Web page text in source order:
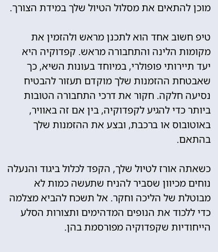
מוכן להתאים את מסלול הטיול שלך במידת הצורך.
טיפ חשוב אחד הוא לתכנן מראש ולהזמין את
מקומות הלינה והתחבורה מראש. קפדוקיה היא
יעד תיירותי פופולרי, במיוחד בעונות השיא, כך
שאבטחת ההזמנות שלך מוקדם תעזור להבטיח
נסיעה חלקה. חקור את דרכי התחבורה הטובות
ביותר כדי להגיע לקפדוקיה, בין אם זה באוויר,
באוטובוס או ברכבת, ובצע את ההזמנות שלך
בהתאם.
כשאתה אורז לטיול שלך, הקפד לכלול ביגוד והנעלה
נוחים מכיוון שסביר להניח שתעשה כמות לא
מבוטלת של הליכה וחקר. אל תשכח להביא מצלמה
כדי ללכוד את הנופים המדהימים ותצורות הסלע
הייחודיות שקפדוקיה מפורסמת בהן.